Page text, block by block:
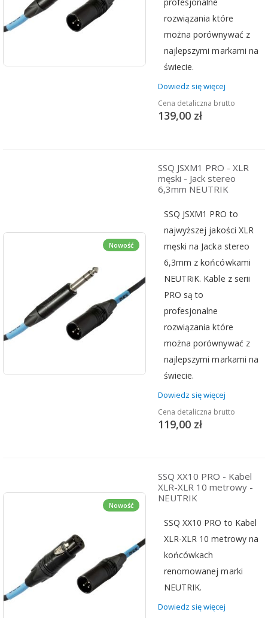
rozwiązania które
można porównywać z
najlepszymi markami na
świecie.
Dowiedz się więcej
Cena detaliczna brutto
139,00 zł
Nowość
SSQ JSXM1 PRO - XLR
męski - Jack stereo
6,3mm NEUTRIK
SSQ JSXM1 PRO to
najwyższej jakości XLR
męski na Jacka stereo
6,3mm z końcówkami
NEUTRiK. Kable z serii
PRO są to
profesjonalne
rozwiązania które
można porównywać z
najlepszymi markami na
świecie.
Dowiedz się więcej
Cena detaliczna brutto
119,00 zł
Nowość
SSQ XX10 PRO - Kabel
XLR-XLR 10 metrowy -
NEUTRIK
SSQ XX10 PRO to Kabel
XLR-XLR 10 metrowy na
końcówkach
renomowanej marki
NEUTRIK.
Dowiedz się więcej